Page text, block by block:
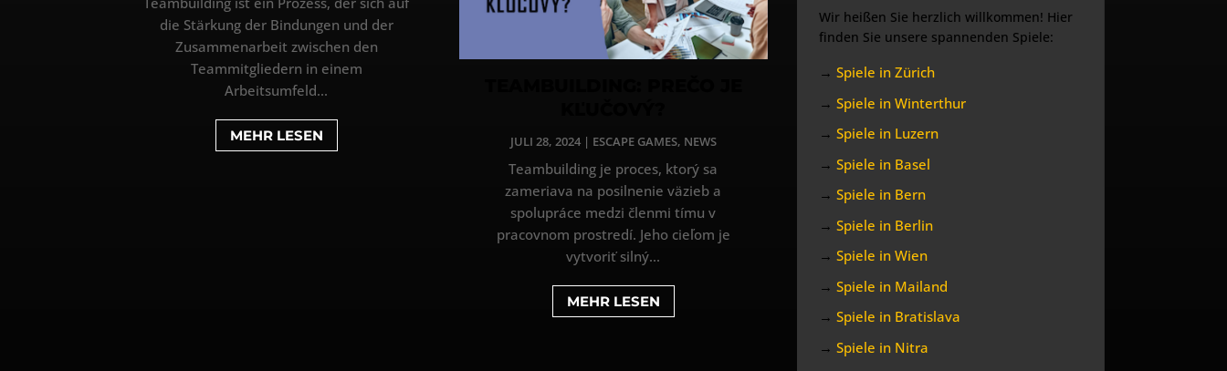
die Stärkung der Bindungen und der
Zusammenarbeit zwischen den
Teammitgliedern in einem
Arbeitsumfeld...
MEHR LESEN JULI 28, 2024| ESCAPE GAMES, NEWS
Teambuilding je proces, ktorý sa
zameriava na posilnenie väzieb a
spolupráce medzi členmi tímu v
pracovnom prostredí. Jeho cieľom je
vytvoriť silný...
MEHR LESEN
Wir heißen Sie herzlich willkommen! Hier
finden Sie unsere spannenden Spiele:
→ Spiele in Zürich
→ Spiele in Winterthur
→ Spiele in Luzern
→ Spiele in Basel
→ Spiele in Bern
→ Spiele in Berlin
→ Spiele in Wien
→ Spiele in Mailand
→ Spiele in Bratislava
→ Spiele in Nitra